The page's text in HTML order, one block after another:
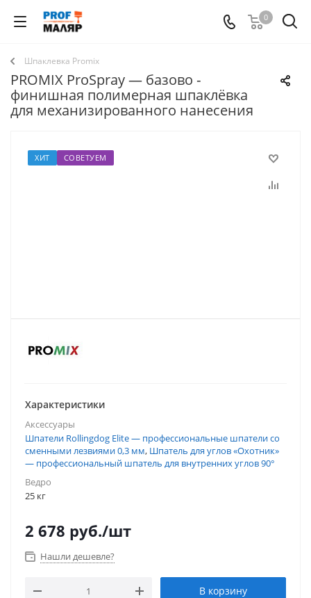
0
Шпаклевка Promix
PROMIX ProSpray — базово ‑
финишная полимерная шпаклёвка
для механизированного нанесения
ХИТ СОВЕТУЕМ
Характеристики
Аксессуары
Шпатели Rollingdog Elite — профессиональные шпатели со
сменными лезвиями 0,3 мм, Шпатель для углов «Охотник»
— профессиональный шпатель для внутренних углов 90°
Ведро
25 кг
2 678 руб./шт
Нашли дешевле?
В корзину